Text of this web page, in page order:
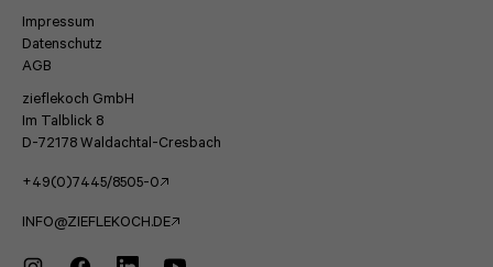
Impressum
Datenschutz
AGB
zieflekoch GmbH
Im Talblick 8
D-72178 Waldachtal-Cresbach
+49(0)7445/8505-0
INFO@ZIEFLEKOCH.DE